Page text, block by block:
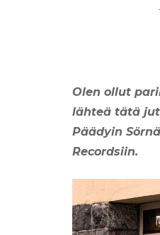
Olen ollut
lähteä tätä
Päädyin
Recordsiin.